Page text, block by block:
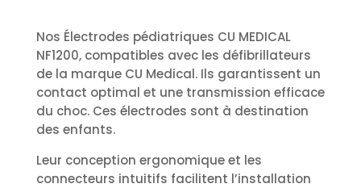
Nos Électrodes pédiatriques CU MEDICAL
NF1200, compatibles avec les défibrillateurs
de la marque CU Medical. Ils garantissent un
contact optimal et une transmission efficace
du choc. Ces électrodes sont à destination
des enfants.
Leur conception ergonomique et les
connecteurs intuitifs facilitent l’installation